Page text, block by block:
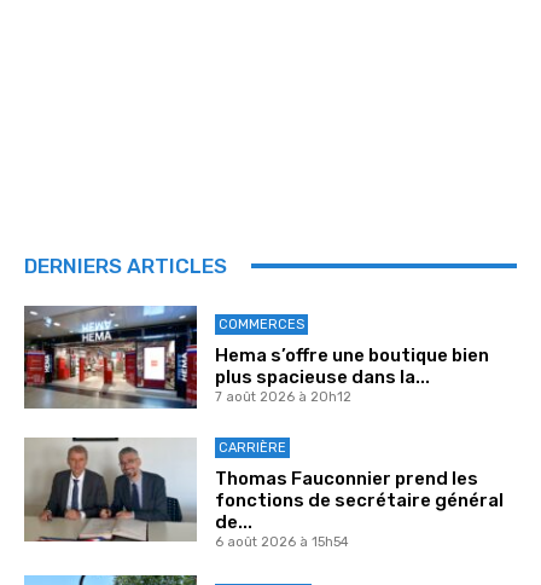
DERNIERS ARTICLES
COMMERCES
Hema s’offre une boutique bien
plus spacieuse dans la...
7 août 2026 à 20h12
CARRIÈRE
Thomas Fauconnier prend les
fonctions de secrétaire général
de...
6 août 2026 à 15h54